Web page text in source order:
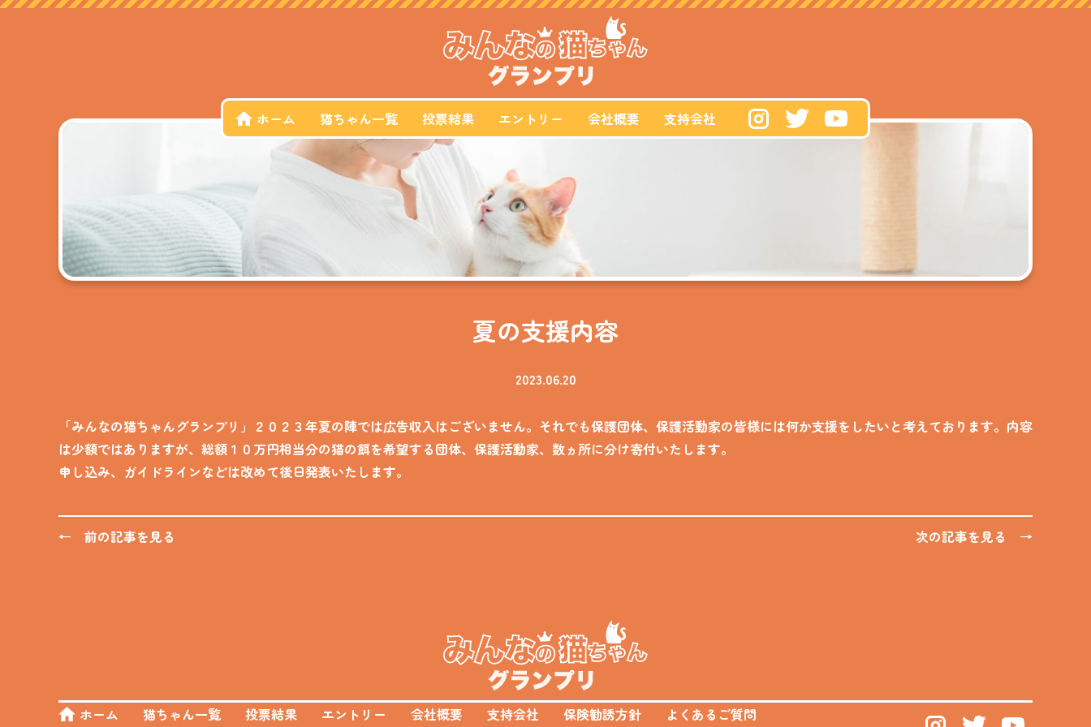
ホーム 猫ちゃん一覧 投票結果 エントリー 会社概要 支持会社
夏の支援内容
2023.06.20
「みんなの猫ちゃんグランプリ」２０２３年夏の陣では広告収入はございません。それでも保護団体、保護活動家の皆様には何か支援をしたいと考えております。内容
は少額ではありますが、総額１０万円相当分の猫の餌を希望する団体、保護活動家、数ヵ所に分け寄付いたします。
申し込み、ガイドラインなどは改めて後日発表いたします。
← 前の記事を見る 次の記事を見る →
ホーム 猫ちゃん一覧 投票結果 エントリー 会社概要 支持会社 保険勧誘方針 よくあるご質問